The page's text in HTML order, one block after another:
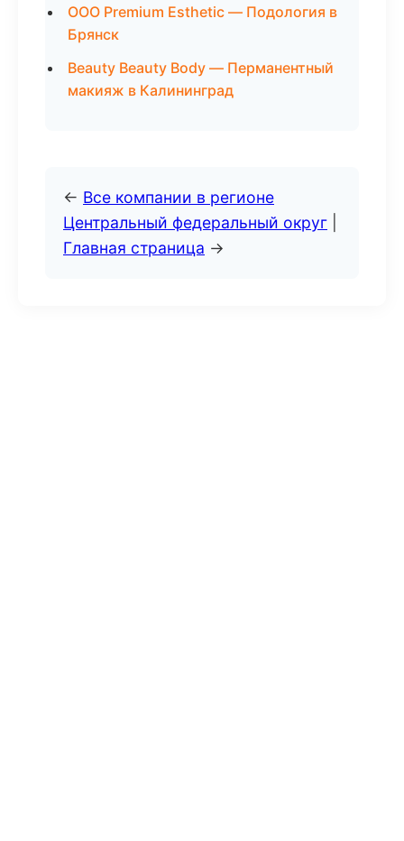
ООО Premium Esthetic — Подология в
Брянск
Beauty Beauty Body — Перманентный
макияж в Калининград
← Все компании в регионе
Центральный федеральный округ
Главная страница →